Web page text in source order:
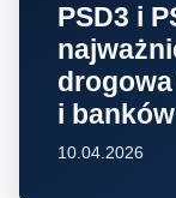
PSD3 i
drogowa
i banków
10.04.2026